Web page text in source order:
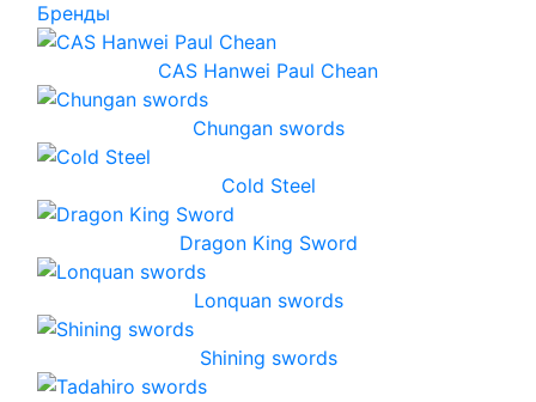
Бренды
CAS Hanwei Paul Chean
Chungan swords
Cold Steel
Dragon King Sword
Lonquan swords
Shining swords